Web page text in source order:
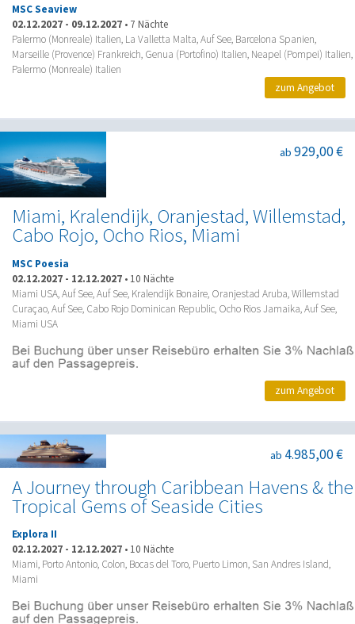
MSC Seaview
02.12.2027 - 09.12.2027 • 7 Nächte
Palermo (Monreale) Italien, La Valletta Malta, Auf See, Barcelona Spanien,
Marseille (Provence) Frankreich, Genua (Portofino) Italien, Neapel (Pompei) Italien,
Palermo (Monreale) Italien
zum Angebot
Miami, Kralendijk, Oranjestad, Willemstad,
Cabo Rojo, Ocho Rios, Miami
ab 929,00 €
MSC Poesia
02.12.2027 - 12.12.2027 • 10 Nächte
Miami USA, Auf See, Auf See, Kralendijk Bonaire, Oranjestad Aruba, Willemstad
Curaçao, Auf See, Cabo Rojo Dominican Republic, Ocho Rios Jamaika, Auf See,
Miami USA
zum Angebot
A Journey through Caribbean Havens & the
Tropical Gems of Seaside Cities
ab 4.985,00 €
Explora II
02.12.2027 - 12.12.2027 • 10 Nächte
Miami, Porto Antonio, Colon, Bocas del Toro, Puerto Limon, San Andres Island,
Miami